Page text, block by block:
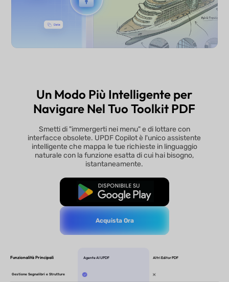
Un Modo Più Intelligente per
Navigare Nel Tuo Toolkit PDF
Smetti di "immergerti nei menu" e di lottare con
interfacce obsolete. UPDF Copilot è l'unico assistente
intelligente che mappa le tue richieste in linguaggio
naturale con la funzione esatta di cui hai bisogno,
istantaneamente.
Download Gratis
Acquista Ora